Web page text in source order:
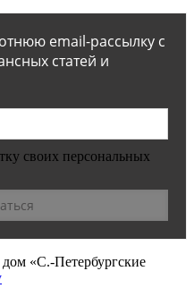
email-рассылку с
статей и
своих персональных
«С.-Петербургские